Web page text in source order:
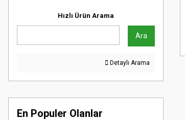
Hızlı Ürün Arama
Ara
Detaylı Arama
En Populer Olanlar